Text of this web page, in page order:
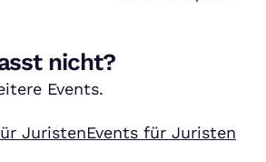
nicht?
Events.
JuristenEvents für Juristen